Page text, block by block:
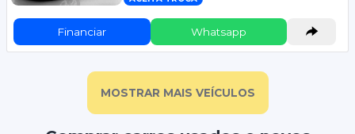
Financiar Whatsapp
MOSTRAR MAIS VEÍCULOS